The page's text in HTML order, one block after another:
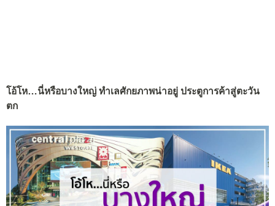
โอ้โห…นี่หรือบางใหญ่ ทำเลศักยภาพน่าอยู่ ประตูการค้าสู่ตะวัน
ตก